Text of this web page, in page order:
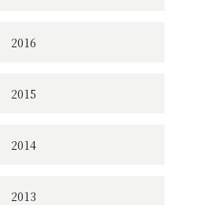
2016
2015
2014
2013